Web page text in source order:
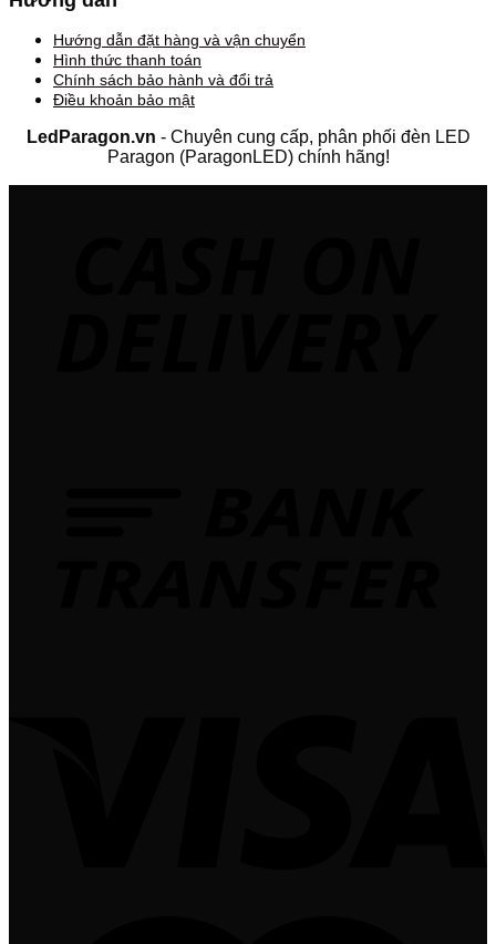
Hướng dẫn đặt hàng và vận chuyển
Hình thức thanh toán
Chính sách bảo hành và đổi trả
Điều khoản bảo mật
LedParagon.vn - Chuyên cung cấp, phân phối đèn LED
Paragon (ParagonLED) chính hãng!